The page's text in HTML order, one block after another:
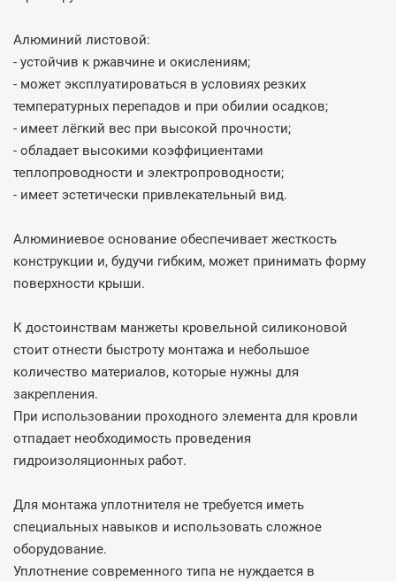
Алюминий листовой:
- устойчив к ржавчине и окислениям;
- может эксплуатироваться в условиях резких
температурных перепадов и при обилии осадков;
- имеет лёгкий вес при высокой прочности;
- обладает высокими коэффициентами
теплопроводности и электропроводности;
- имеет эстетически привлекательный вид.
Алюминиевое основание обеспечивает жесткость
конструкции и, будучи гибким, может принимать форму
поверхности крыши.
К достоинствам манжеты кровельной силиконовой
стоит отнести быстроту монтажа и небольшое
количество материалов, которые нужны для
закрепления.
При использовании проходного элемента для кровли
отпадает необходимость проведения
гидроизоляционных работ.
Для монтажа уплотнителя не требуется иметь
специальных навыков и использовать сложное
оборудование.
Уплотнение современного типа не нуждается в